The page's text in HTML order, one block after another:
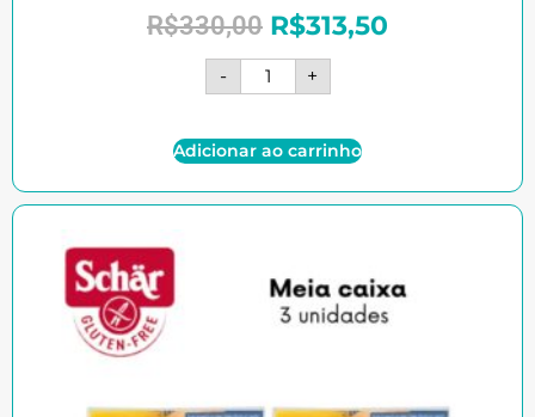
R$330,00 R$313,50
- +
Adicionar ao carrinho